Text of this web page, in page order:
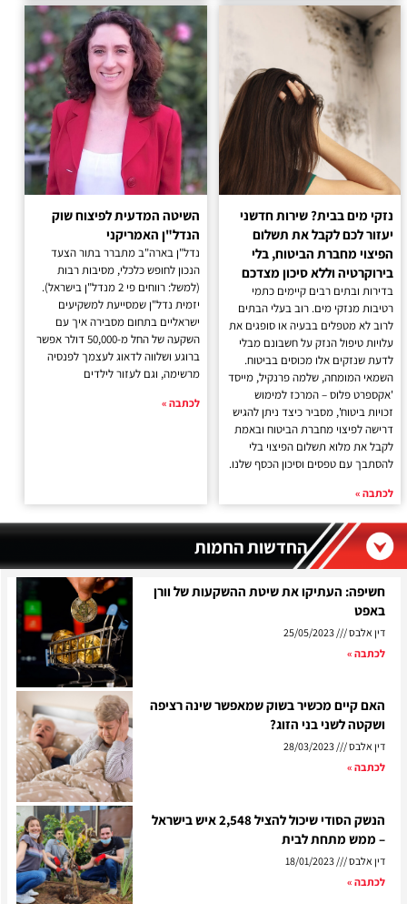
החדשות החמות
חשיפה: העתיקו את שיטת ההשקעות של וורן
באפט
דין אלבס
לכתבה »
האם קיים מכשיר בשוק שמאפשר שינה רציפה
ושקטה לשני בני הזוג?
דין אלבס
28/03/2023
לכתבה »
הנשק הסודי שיכול להציל 2,548 איש בישראל
– ממש מתחת לבית
דין אלבס
לכתבה »
נזקי מים בבית? שירות חדשני
יעזור לכם לקבל את תשלום
הפיצוי מחברת הביטוח, בלי
בירוקרטיה וללא סיכון מצדכם
בדירות ובתים רבים קיימים כתמי
רטיבות מנזקי מים. רוב בעלי הבתים
לרוב לא מטפלים בבעיה או סופגים את
עלויות טיפול הנזק על חשבונם מבלי
לדעת שנזקים אלו מכוסים בביטוח.
השמאי המומחה, שלמה פרנקיל, מייסד
'אקספרט פלוס – המרכז למימוש
זכויות ביטוח', מסביר כיצד ניתן להגיש
דרישה לפיצוי מחברת הביטוח ובאמת
לקבל את מלוא תשלום הפיצוי בלי
להסתבך עם טפסים וסיכון הכסף שלנו.
לכתבה »
השיטה המדעית לפיצוח שוק
הנדל"ן האמריקני
נדל"ן בארה"ב מתברר בתור הצעד
הנכון לחופש כלכלי, מסיבות רבות
(למשל: רווחים פי 2 מנדל"ן בישראל).
יזמית נדל"ן שמסייעת למשקיעים
ישראליים בתחום מסבירה איך עם
השקעה של החל מ-50,000 דולר אפשר
ברוגע ושלווה לדאוג לעצמך לפנסיה
מרשימה, וגם לעזור לילדים
לכתבה »